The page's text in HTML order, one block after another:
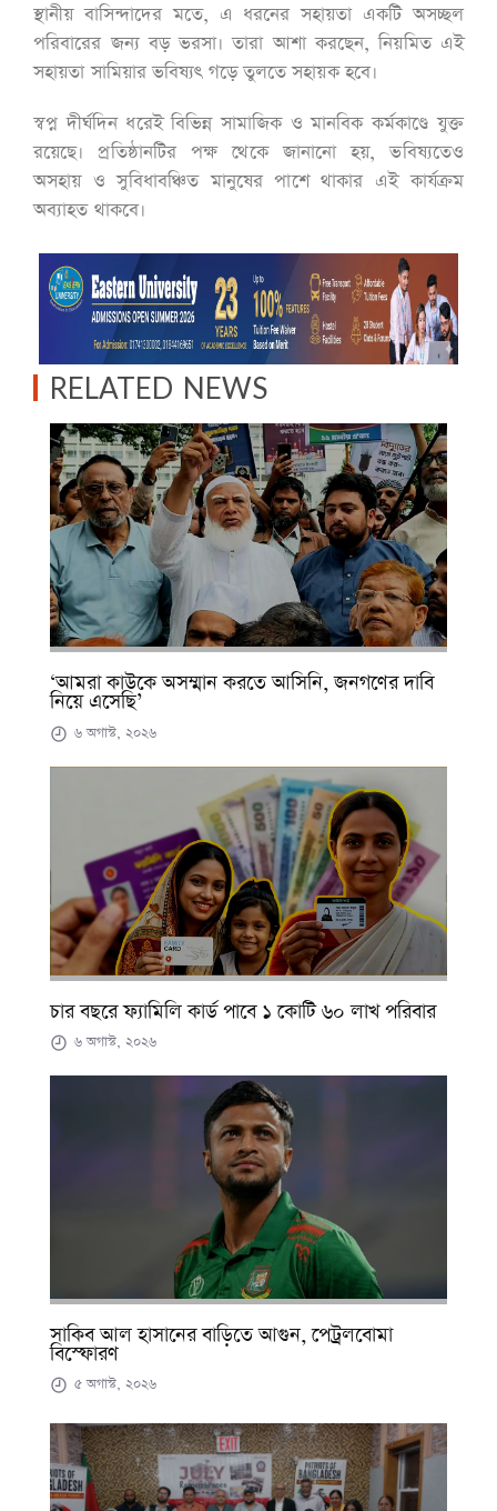
স্থানীয় বাসিন্দাদের মতে, এ ধরনের সহায়তা একটি অসচ্ছল
পরিবারের জন্য বড় ভরসা। তারা আশা করছেন, নিয়মিত এই
সহায়তা সামিয়ার ভবিষ্যৎ গড়ে তুলতে সহায়ক হবে।
স্বপ্ন দীর্ঘদিন ধরেই বিভিন্ন সামাজিক ও মানবিক কর্মকাণ্ডে যুক্ত
রয়েছে। প্রতিষ্ঠানটির পক্ষ থেকে জানানো হয়, ভবিষ্যতেও
অসহায় ও সুবিধাবঞ্চিত মানুষের পাশে থাকার এই কার্যক্রম
অব্যাহত থাকবে।
RELATED NEWS
‘আমরা কাউকে অসম্মান করতে আসিনি, জনগণের দাবি
নিয়ে এসেছি’
৬ অগাস্ট, ২০২৬
চার বছরে ফ্যামিলি কার্ড পাবে ১ কোটি ৬০ লাখ পরিবার
৬ অগাস্ট, ২০২৬
সাকিব আল হাসানের বাড়িতে আগুন, পেট্রলবোমা
বিস্ফোরণ
৫ অগাস্ট, ২০২৬